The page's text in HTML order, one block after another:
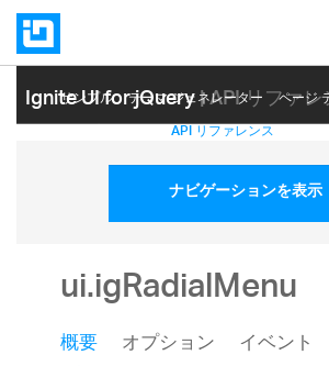
Ignite UI for jQuery| API リファ
サンプル テーマ ジェネレーター ページ
ヘルプ トピック API リファレンス
ナビゲーションを表示
ui.igRadialMenu
概要 オプション
イベント